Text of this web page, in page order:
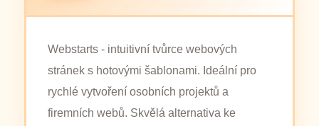
Webstarts - intuitivní tvůrce webových
stránek s hotovými šablonami. Ideální pro
rychlé vytvoření osobních projektů a
firemních webů. Skvělá alternativa ke